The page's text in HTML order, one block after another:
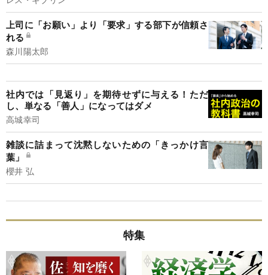
上司に「お願い」より「要求」する部下が信頼さ
れる
森川陽太郎
社内では「見返り」を期待せずに与える！ただ
し、単なる「善人」になってはダメ
高城幸司
雑談に詰まって沈黙しないための「きっかけ言
葉」
櫻井 弘
特集